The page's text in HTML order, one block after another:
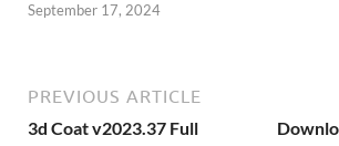
September 17, 2024
PREVIOUS ARTICLE
3d Coat v2023.37 Full